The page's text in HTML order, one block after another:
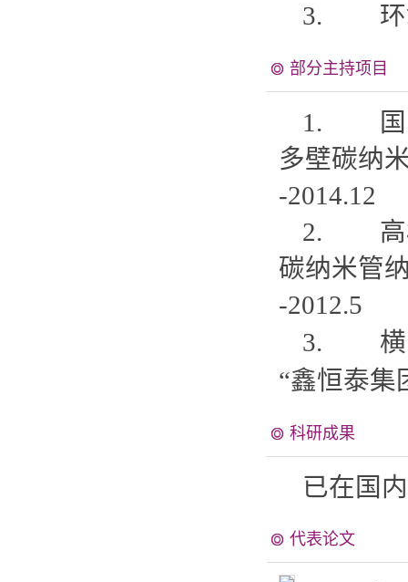
3. 环氧
部分主持项目
1. 国家
多壁碳纳
-2014.12
2. 高校
碳纳米管
-2012.5
3.
“鑫恒泰集
科研成果
已在国
代表论文